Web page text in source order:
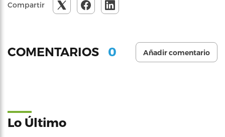
Compartir
COMENTARIOS 0 Añadir comentario
Lo Último